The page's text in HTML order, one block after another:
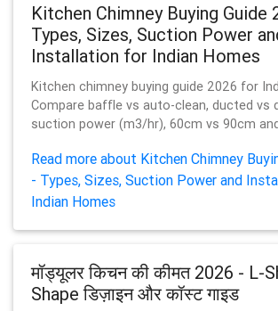
Kitchen Chimney Buying Guide
Types, Sizes, Suction Power
Installation for Indian Homes
Kitchen chimney buying guide 2026 for
Compare baffle vs auto-clean, ducted vs
suction power (m3/hr), 60cm vs 90cm
Read more about Kitchen Chimney
- Types, Sizes, Suction Power and
Indian Homes
मॉड्यूलर किचन की कीमत 2026 - L-
Shape डिज़ाइन और कॉस्ट गाइड